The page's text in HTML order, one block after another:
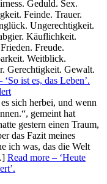
Geduld. Sex.
Feinde. Trauer.
Ungerechtigkeit.
Käuflichkeit.
Freude.
Weitblick.
Gerechtigkeit. Gewalt.
‘So ist es, das Leben’.
sich herbei, und wenn
gemeint hat
gestern einen Traum,
das Fazit meines
ich was, das die Welt
Read more – ‘Heute
.